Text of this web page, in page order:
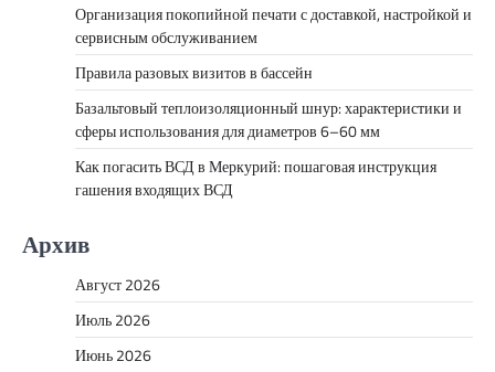
Организация покопийной печати с доставкой, настройкой и
сервисным обслуживанием
Правила разовых визитов в бассейн
Базальтовый теплоизоляционный шнур: характеристики и
сферы использования для диаметров 6–60 мм
Как погасить ВСД в Меркурий: пошаговая инструкция
гашения входящих ВСД
Архив
Август 2026
Июль 2026
Июнь 2026